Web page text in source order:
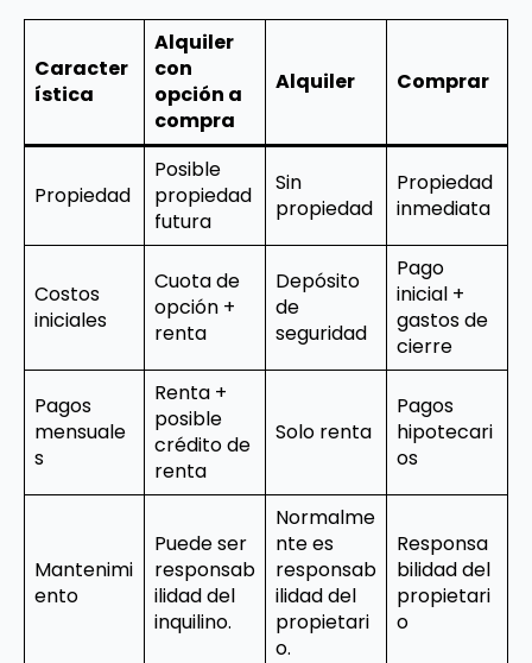
Caracter
ística
Alquiler
con
opción a
compra
Alquiler Comprar
Propiedad
Posible
propiedad
futura
Sin
propiedad
Propiedad
inmediata
Costos
iniciales
Cuota de
opción +
renta
Depósito
de
seguridad
Pago
inicial +
gastos de
cierre
Pagos
mensuale
s
Renta +
posible
crédito de
renta
Solo renta
Pagos
hipotecari
os
Mantenimi
ento
Puede ser
responsab
ilidad del
inquilino.
Normalme
nte es
responsab
ilidad del
propietari
o.
Responsa
bilidad del
propietari
o